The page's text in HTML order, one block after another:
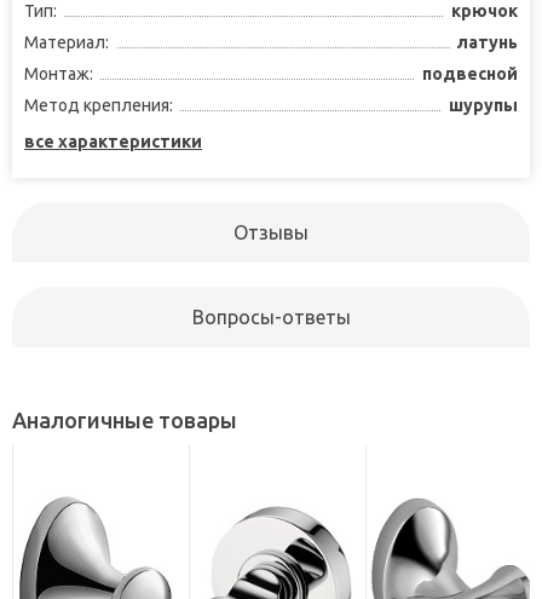
Тип:
крючок
Материал:
латунь
Монтаж:
подвесной
Метод крепления:
шурупы
все характеристики
Отзывы
Вопросы-ответы
Аналогичные товары